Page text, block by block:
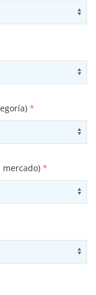
*
mercado) *